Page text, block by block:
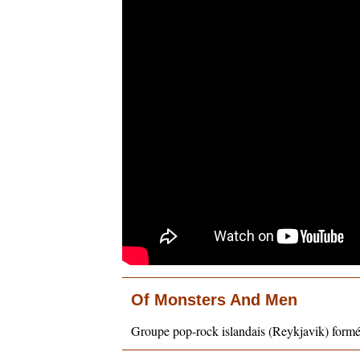
Of Monsters And Men
Groupe pop-rock islandais (Reykjavik)